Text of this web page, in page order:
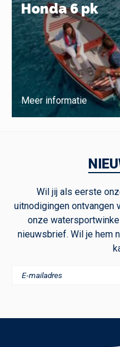
Honda 6 pk
Meer informatie
Wil jij als eerste
uitnodigingen ontvangen
onze
nieuwsbrief. Wil je hem